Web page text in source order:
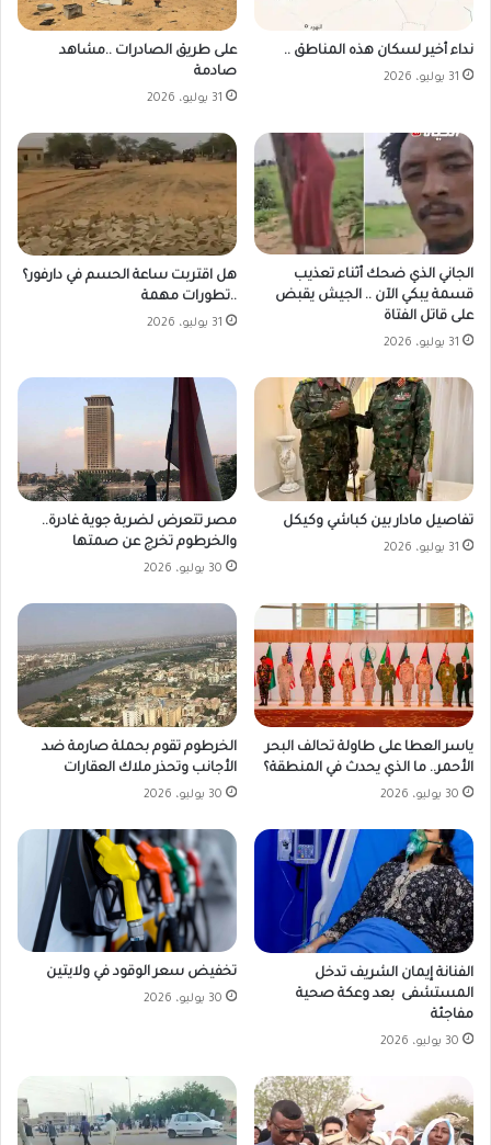
نداء أخير لسكان هذه المناطق ..
31 يوليو، 2026
على طريق الصادرات ..مشاهد
صادمة
31 يوليو، 2026
الجاني الذي ضحك أثناء تعذيب
قسمة يبكي الآن .. الجيش يقبض
على قاتل الفتاة
31 يوليو، 2026
هل اقتربت ساعة الحسم في دارفور؟
..تطورات مهمة
31 يوليو، 2026
تفاصيل مادار بين كباشي وكيكل
31 يوليو، 2026
مصر تتعرض لضربة جوية غادرة..
والخرطوم تخرج عن صمتها
30 يوليو، 2026
ياسر العطا على طاولة تحالف البحر
الأحمر.. ما الذي يحدث في المنطقة؟
30 يوليو، 2026
الخرطوم تقوم بحملة صارمة ضد
الأجانب وتحذر ملاك العقارات
30 يوليو، 2026
الفنانة إيمان الشريف تدخل
المستشفى بعد وعكة صحية
مفاجئة
30 يوليو، 2026
تخفيض سعر الوقود في ولايتين
30 يوليو، 2026